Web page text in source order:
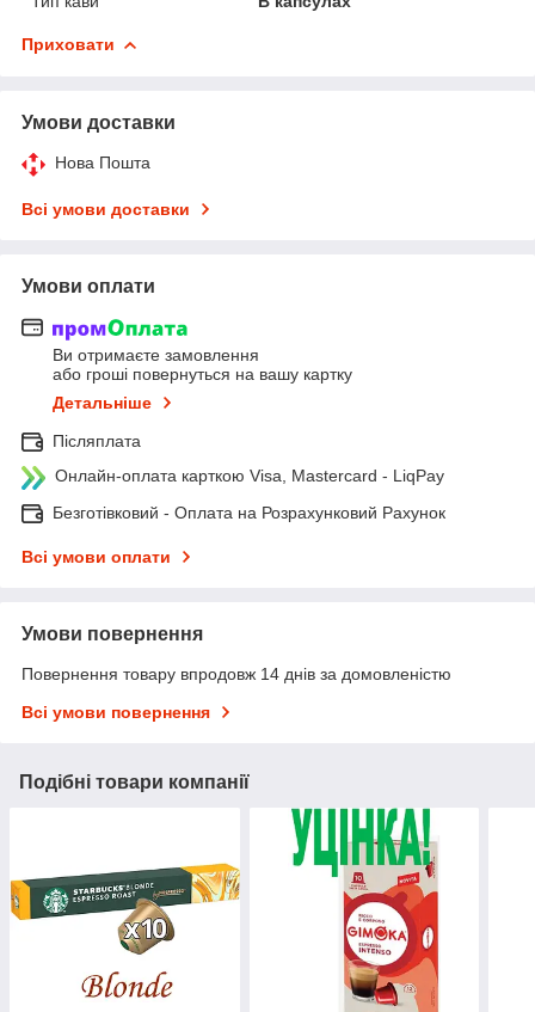
Приховати
Умови доставки
Нова Пошта
Всі умови доставки
Умови оплати
Ви отримаєте замовлення
або гроші повернуться на вашу картку
Детальніше
Післяплата
Онлайн-оплата карткою Visa, Mastercard - LiqPay
Безготівковий - Оплата на Розрахунковий Рахунок
Всі умови оплати
Умови повернення
Повернення товару впродовж 14 днів за домовленістю
Всі умови повернення
Подібні товари компанії